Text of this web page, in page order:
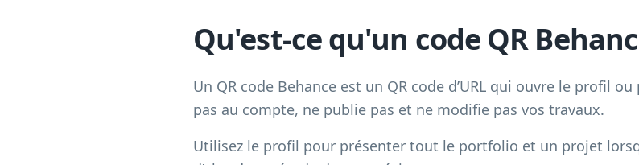
Qu'est-ce qu'un code QR
Un QR code Behance est un QR code d’URL qui ouvre le profil
pas au compte, ne publie pas et ne modifie pas vos travaux.
Utilisez le profil pour présenter tout le portfolio et un projet